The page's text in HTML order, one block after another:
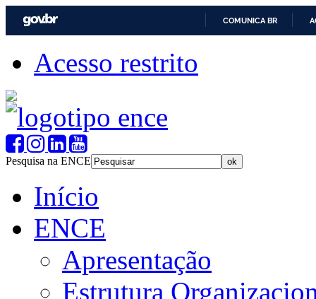
COMUNICA BR
Acesso restrito
Pesquisa na ENCE
Início
ENCE
Apresentação
Estrutura